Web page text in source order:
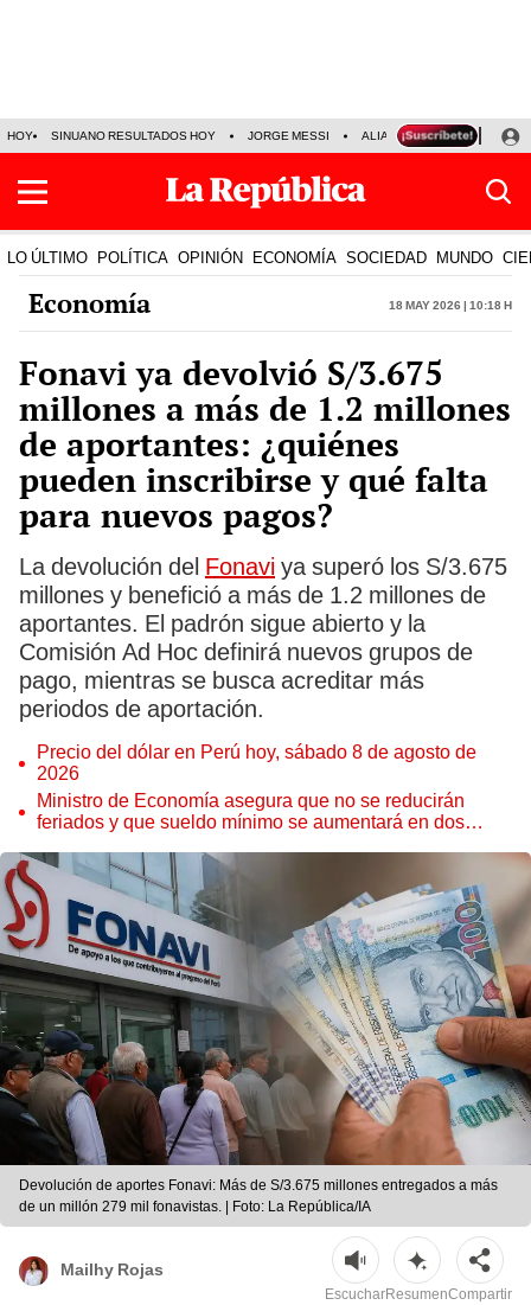
HOY SINUANO RESULTADOS HOY JORGE MESSI ALIANZA LIMA VS SPORT
LO ÚLTIMO POLÍTICA OPINIÓN ECONOMÍA SOCIEDAD MUNDO
Economía 18 May 2026 | 10:18 h
Fonavi ya devolvió S/3.675
millones a más de 1.2 millones
de aportantes: ¿quiénes
pueden inscribirse y qué falta
para nuevos pagos?
La devolución del Fonavi ya superó los S/3.675
millones y benefició a más de 1.2 millones de
aportantes. El padrón sigue abierto y la
Comisión Ad Hoc definirá nuevos grupos de
pago, mientras se busca acreditar más
periodos de aportación.
Precio del dólar en Perú hoy, sábado 8 de agosto de
2026
Ministro de Economía asegura que no se reducirán
feriados y que sueldo mínimo se aumentará en dos
Devolución de aportes Fonavi: Más de S/3.675 millones entregados a más
de un millón 279 mil fonavistas. | Foto: La República/IA
Mailhy Rojas
EscucharResumenCompartir